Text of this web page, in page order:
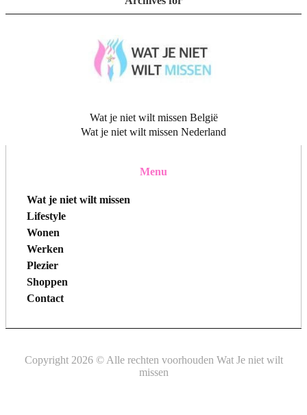
Wat je niet wilt missen België
Wat je niet wilt missen Nederland
Menu
Wat je niet wilt missen
Lifestyle
Wonen
Werken
Plezier
Shoppen
Contact
Copyright 2026 © Alle rechten voorhouden Wat Je niet wilt
missen